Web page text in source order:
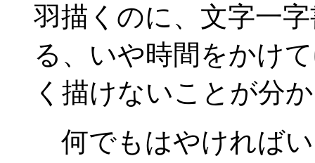
羽描くのに、文字一
る、いや時間をかけ
く描けないことが分
何でもはやければ